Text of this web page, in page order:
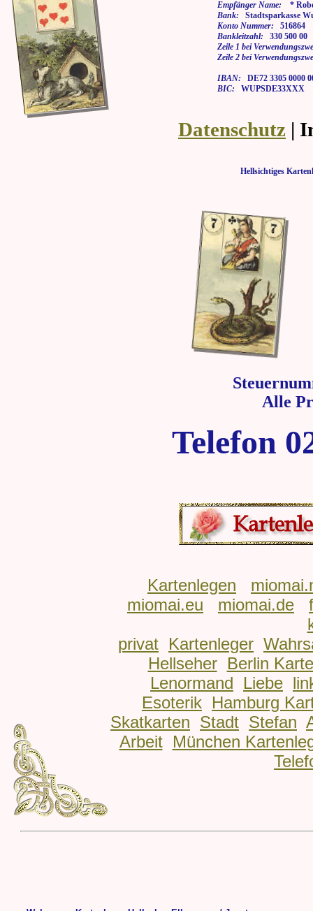
Empfänger Name: *
Bank: Stadtsparkasse
Konto Nummer: 516864
Bankleitzahl: 330 500 00
Zeile 1 bei
Zeile 2 bei
IBAN: DE72 3305 0000
BIC: WUPSDE33XXX
Datenschutz |
Hellsichtiges
Alle
Telefon
Kartenlegen
miomai.eu
miomai.de
privat Kartenleger
Hellseher
Berlin
Lenormand
Liebe
Esoterik Hamburg
Skatkarten Stadt Stefan
Arbeit
München